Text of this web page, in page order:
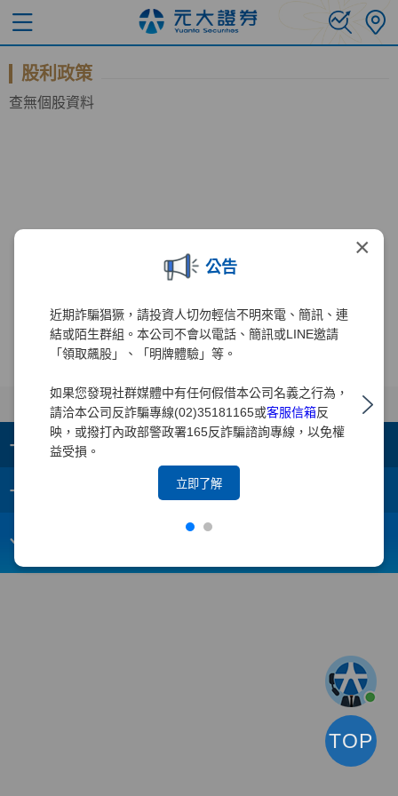
×
公告
近期詐騙猖獗，請投資人切勿輕信不明來電、簡訊、連
結或陌生群組。本公司不會以電話、簡訊或LINE邀請
「領取飆股」、「明牌體驗」等。
如果您發現社群媒體中有任何假借本公司名義之行為，
請洽本公司反詐騙專線(02)35181165或客服信箱反
映，或撥打內政部警政署165反詐騙諮詢專線，以免權
益受損。
立即了解
股利政策
查無個股資料
+ 集團成員
+
webmaster@yuanta.com
TOP